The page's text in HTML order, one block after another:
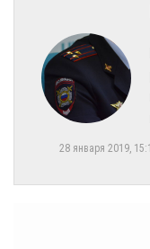
28 января 2019,